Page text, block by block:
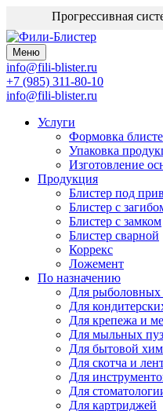
Прогрессивная
Меню
info@fili-blister.ru
+7 (985) 311-80-10
info@fili-blister.ru
Услуги
Формовка
Упаковка
Изготовление
Продукция
Блистер под
Блистер с
Блистер с замком
Блистер сварной
Коррекс
Ложемент
По назначению
Для
Для
Для крепежа и
Для мыльных
Для бытовой
Для скотча и
Для
Для
Для картриджей